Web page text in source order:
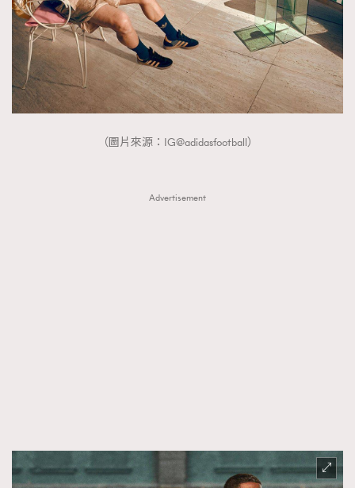
（圖片來源：IG@adidasfootball）
Advertisement